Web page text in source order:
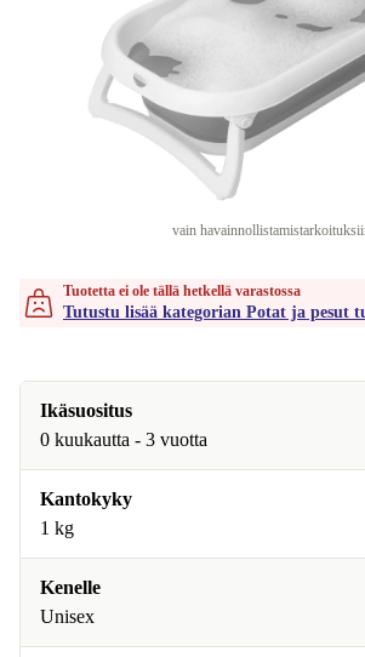
vain
Tuotetta ei ole tällä hetkellä varastossa
Tutustu lisää kategorian Potat ja pesut
Ikäsuositus
0 kuukautta - 3 vuotta
Kantokyky
1 kg
Kenelle
Unisex